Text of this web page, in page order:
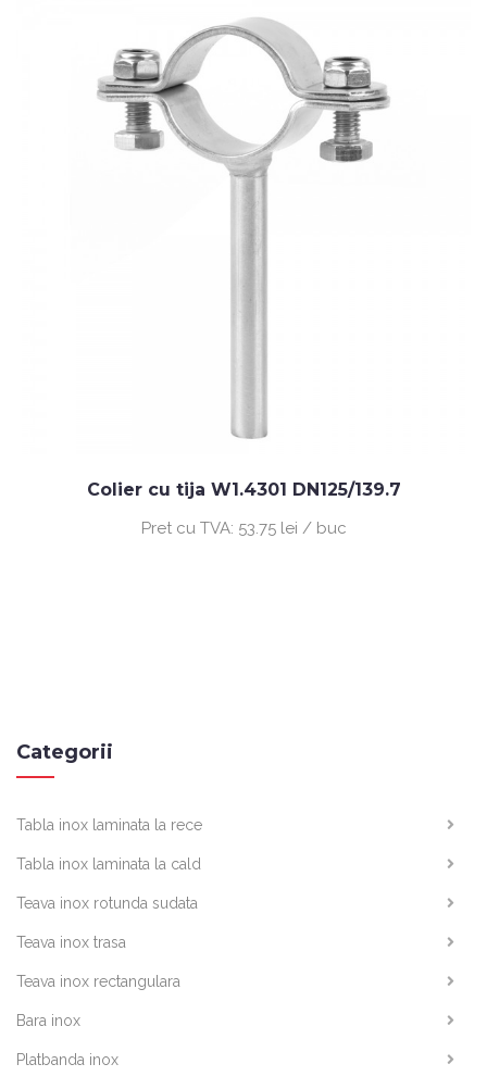
Colier cu tija W1.4301 DN125/139.7
Pret cu TVA: 53.75 lei / buc
Categorii
Tabla inox laminata la rece
Tabla inox laminata la cald
Teava inox rotunda sudata
Teava inox trasa
Teava inox rectangulara
Bara inox
Platbanda inox